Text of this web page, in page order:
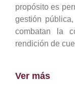
propósito es
gestión
combatan la
rendición de
Ver más